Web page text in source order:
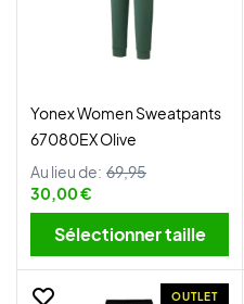
Yonex Women Sweatpants
67080EX Olive
Au lieu de: 69,95
30,00 €
Sélectionner taille
OUTLET